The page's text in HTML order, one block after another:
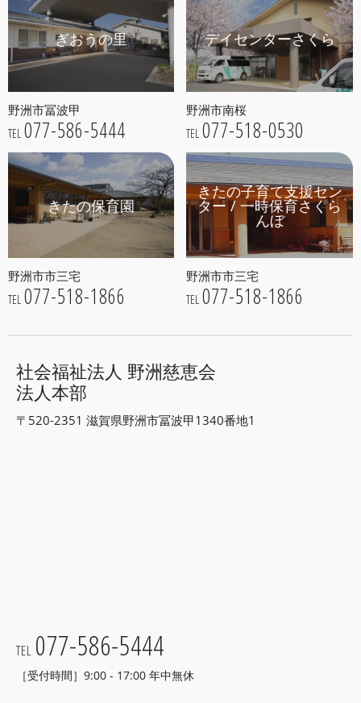
ぎおうの里
野洲市冨波甲
TEL 077-586-5444
デイセンターさくら
野洲市南桜
TEL 077-518-0530
きたの保育園
野洲市市三宅
TEL 077-518-1866
きたの子育て支援セン
ター / 一時保育さくら
んぼ
野洲市市三宅
TEL 077-518-1866
社会福祉法人 野洲慈恵会
法人本部
〒520-2351 滋賀県野洲市冨波甲1340番地1
TEL 077-586-5444
［受付時間］9:00 - 17:00 年中無休